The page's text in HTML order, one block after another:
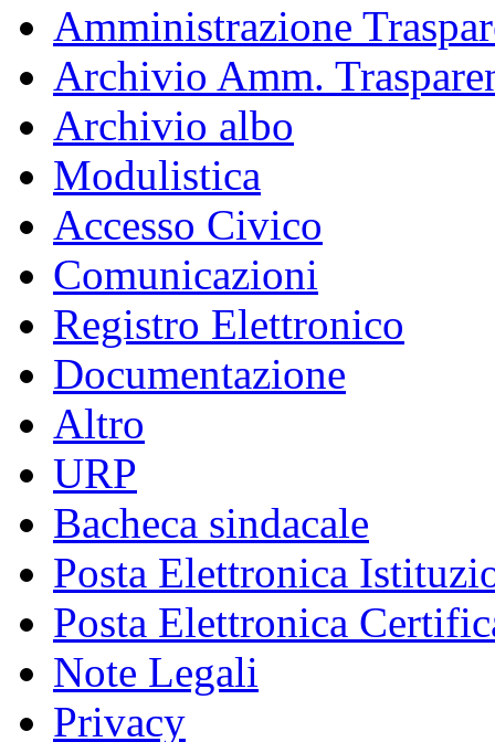
Amministrazione
Archivio Amm.
Archivio albo
Modulistica
Accesso Civico
Comunicazioni
Registro Elettronico
Documentazione
Altro
URP
Bacheca sindacale
Posta Elettronica
Posta Elettronica
Note Legali
Privacy